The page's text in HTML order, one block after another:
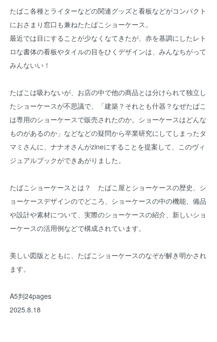
たばこ各種とライターなどの関連グッズと看板などがコンパクト
におさまり窓口も兼ねたたばこショーケース。
最近では目にすることが少なくなてきたが、赤を基調にしたレト
ロな書体の看板やタイルの目をひくデザインは、みんなちがって
みんないい！
たばこは吸わないが、お店の中で他の商品とは分けられて独立し
たショーケースが不思議で、「建築？それとも什器？なぜたばこ
は専用のショーケースで販売されたのか。ショーケースはどんな
ものがあるのか」などなどの疑問から卒業研究にしてしまったタ
マミさんに、ナナオさんがzineにすることを提案して、このヴィ
ジュアルブックができあがりました。
たばこショーケースとは？ たばこ屋とショーケースの歴史、シ
ョーケースデザインのでどころ、ショーケースの中の機能、備品
や設計や素材について、実際のショーケースの紹介、新しいショ
ーケースの活用例などで構成されています。
美しい図版とともに、たばこショーケースのなぞが解き明かされ
ます。
A5判24pages
2025.8.18